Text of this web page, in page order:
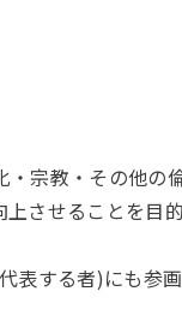
宗教・その他の
させることを目
する者)にも参画